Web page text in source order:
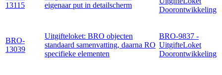
13115
eigenaar put in detailscherm
Doorontwikkeling
BRO-
13039
Uitgifteloket: BRO objecten
standaard samenvatting, daarna RO
specifieke elementen
BRO-9837 -
UitgifteLoket
Doorontwikkeling